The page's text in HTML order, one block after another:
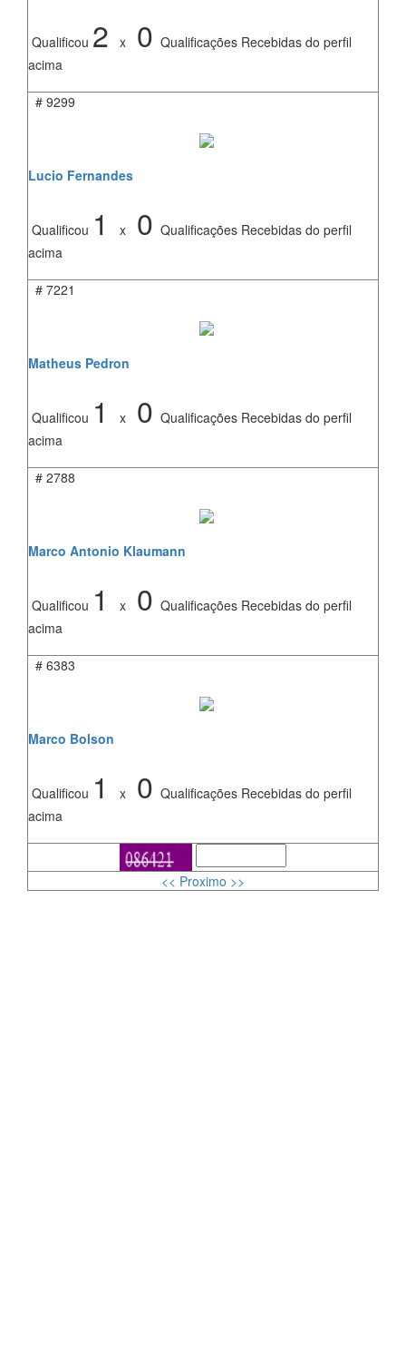
Qualificou 2 x 0 Qualificações Recebidas do perfil
acima
# 9299
Lucio Fernandes
Qualificou 1 x 0 Qualificações Recebidas do perfil
acima
# 7221
Matheus Pedron
Qualificou 1 x 0 Qualificações Recebidas do perfil
acima
# 2788
Marco Antonio Klaumann
Qualificou 1 x 0 Qualificações Recebidas do perfil
acima
# 6383
Marco Bolson
Qualificou 1 x 0 Qualificações Recebidas do perfil
acima
<< Proximo >>